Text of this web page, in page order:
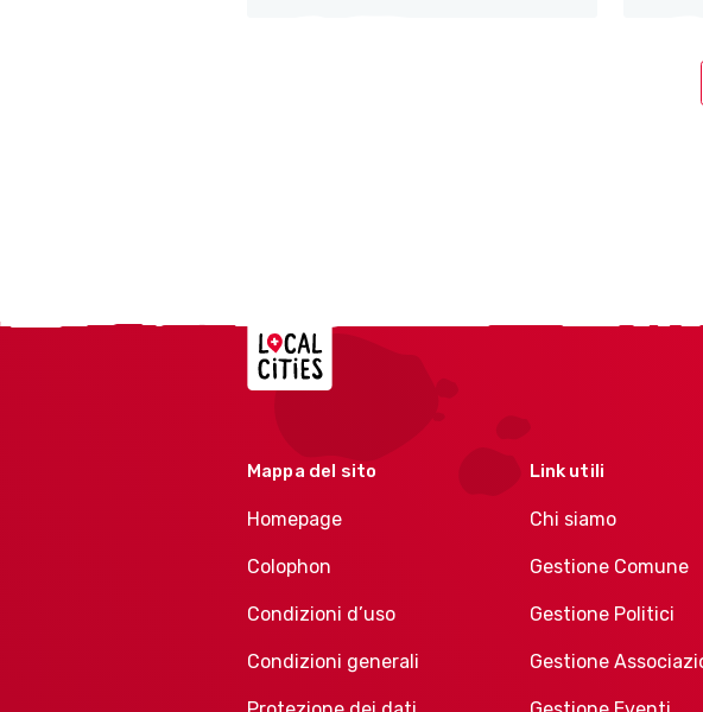
Localcities
Mappa del sito
Homepage
Colophon
Condizioni d’uso
Condizioni generali
Link utili
Chi siamo
Gestione Comune
Gestione Politici
Gestione